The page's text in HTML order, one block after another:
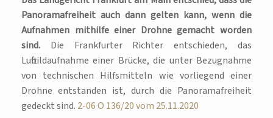
Panoramafreiheit auch dann gelten kann, wenn die
Aufnahmen mithilfe einer Drohne gemacht worden
sind. Die Frankfurter Richter entschieden, das
Luftbildaufnahme einer Brücke, die unter Bezugnahme
von technischen Hilfsmitteln wie vorliegend einer
Drohne entstanden ist, durch die Panoramafreiheit
gedeckt sind. 2-06 O 136/20 vom 25.11.2020